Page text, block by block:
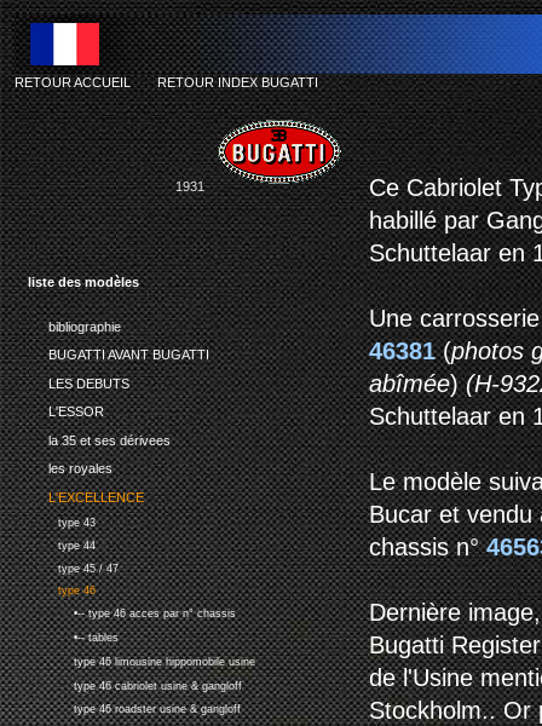
liste des modèles
bibliographie
BUGATTI AVANT BUGATTI
LES DEBUTS
L'ESSOR
la 35 et ses dérivees
les royales
L'EXCELLENCE
type 43
type 44
type 45 / 47
type 46
•-- type 46 acces par n° chassis
•-- tables
type 46 limousine hippomobile usine
type 46 cabriolet usine & gangloff
type 46 roadster usine & gangloff
RETOUR ACCUEIL-RETOUR INDEX BUGATTI
1931
Ce Cabriolet
habillé par
Schuttelaar en
Une
46381(photos
abîmée)(H-
Schuttelaar en
Le modèle
Bucar et vendu
chassis n°
Dernière
Bugatti
de l'Usine
Stockholm.. Or